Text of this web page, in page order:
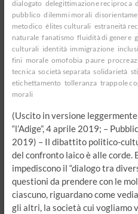
politica
anti-
sistema
dialogato delegittimazione reciproca
pubblico dilemmi morali
metodico élites culturali estraneità
naturale fanatismo fluidità di genere
culturali identità immigrazione
fini morale omofobia paure
tecnica società separata solidarietà
etichettamento tolleranza trappole
morali
(Uscito in versione
“l’Adige”, 4 aprile 2019; –
2019) – Il dibattito politico-
del confronto laico è alle corde.
impediscono il “dialogo tra
questioni da prendere con le
ciascuno, riguardano come
gli altri, la società cui vogliamo